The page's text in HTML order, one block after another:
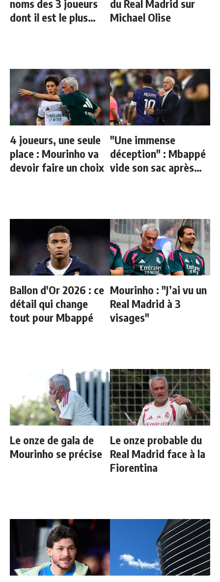
noms des 3 joueurs
dont il est le plus
du Real Madrid sur
Michael Olise
4 joueurs, une seule
place : Mourinho va
devoir faire un choix
"Une immense
déception" : Mbappé
vide son sac après
Ballon d'Or 2026 : ce
détail qui change
tout pour Mbappé
Mourinho : "J’ai vu un
Real Madrid à 3
visages"
Le onze de gala de
Mourinho se précise
Le onze probable du
Real Madrid face à la
Fiorentina